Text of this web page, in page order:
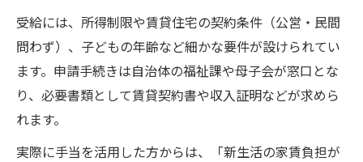
受給には、所得制限や賃貸住宅の契約条件（公営・民間
問わず）、子どもの年齢など細かな要件が設けられてい
ます。申請手続きは自治体の福祉課や母子会が窓口とな
り、必要書類として賃貸契約書や収入証明などが求めら
れます。
実際に手当を活用した方からは、「新生活の家賃負担が